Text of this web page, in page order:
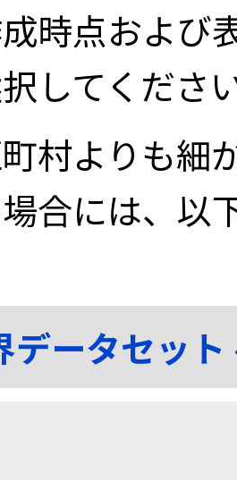
時点および
してくださ
村よりも細
合には、以
データセッ